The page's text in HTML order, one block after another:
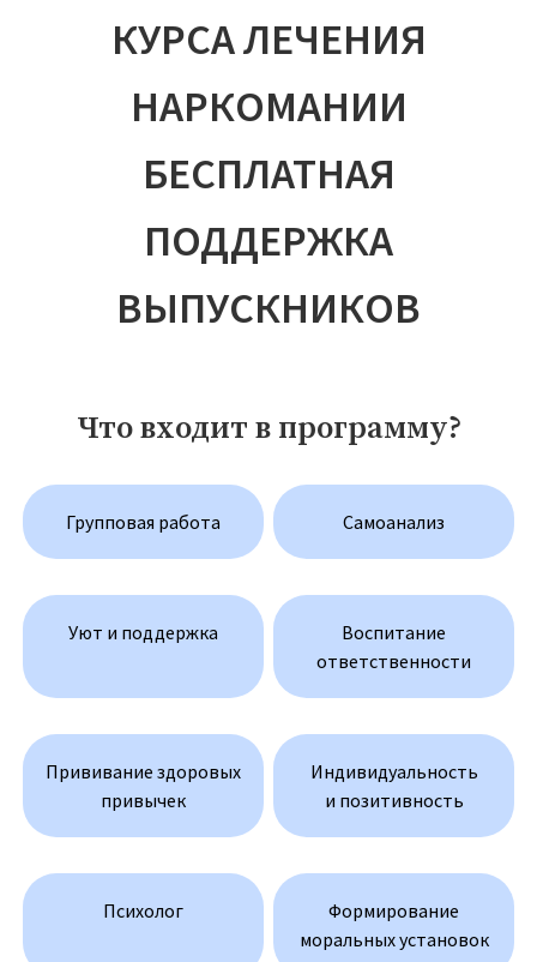
КУРСА ЛЕЧЕНИЯ
НАРКОМАНИИ
БЕСПЛАТНАЯ
ПОДДЕРЖКА
ВЫПУСКНИКОВ
Что входит в программу?
Групповая работа Самоанализ
Уют и поддержка
Воспитание
ответственности
Прививание здоровых
привычек
Индивидуальность
и позитивность
Психолог
Формирование
моральных установок